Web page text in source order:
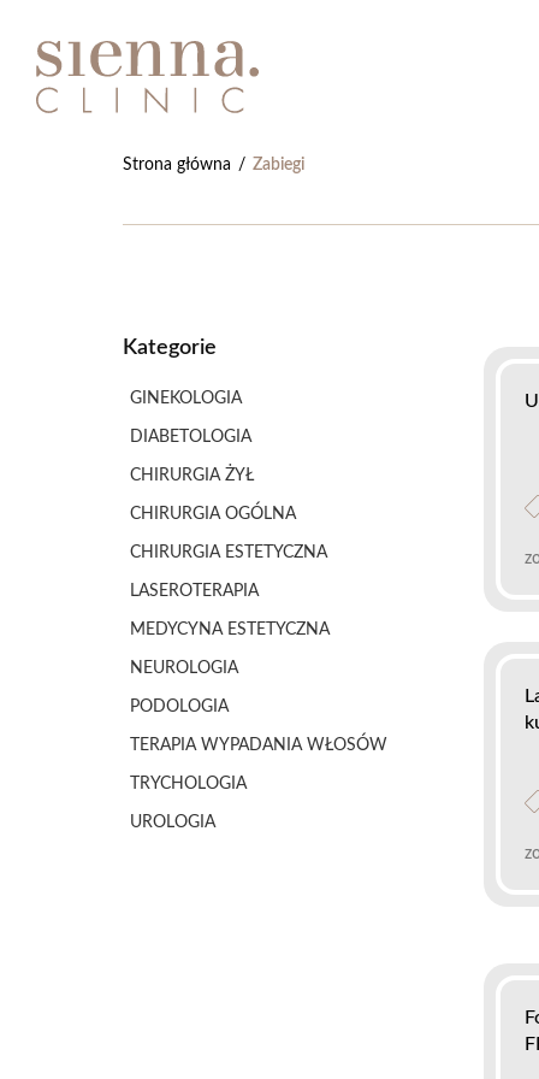
Strona główna / Zabiegi
Kategorie
GINEKOLOGIA
DIABETOLOGIA
CHIRURGIA ŻYŁ
CHIRURGIA OGÓLNA
CHIRURGIA ESTETYCZNA
LASEROTERAPIA
MEDYCYNA ESTETYCZNA
NEUROLOGIA
PODOLOGIA
TERAPIA WYPADANIA WŁOSÓW
TRYCHOLOGIA
UROLOGIA